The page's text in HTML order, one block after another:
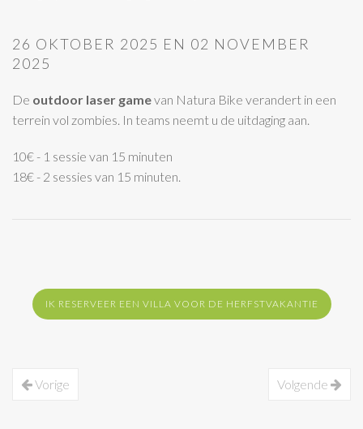
26 OKTOBER 2025 EN 02 NOVEMBER
2025
De outdoor laser gamevan Natura Bike verandert in een
terrein vol zombies. In teams neemt u de uitdaging aan.
10€ - 1 sessie van 15 minuten
18€ - 2 sessies van 15 minuten.
IK RESERVEER EEN VILLA VOOR DE HERFSTVAKANTIE
Vorige Volgende